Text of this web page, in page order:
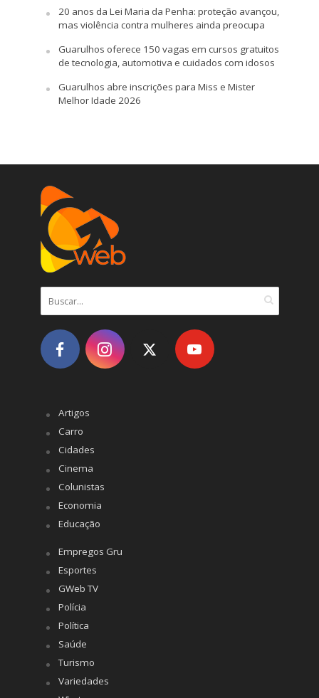
20 anos da Lei Maria da Penha: proteção avançou,
mas violência contra mulheres ainda preocupa
Guarulhos oferece 150 vagas em cursos gratuitos
de tecnologia, automotiva e cuidados com idosos
Guarulhos abre inscrições para Miss e Mister
Melhor Idade 2026
Artigos
Carro
Cidades
Cinema
Colunistas
Economia
Educação
Empregos Gru
Esportes
GWeb TV
Polícia
Política
Saúde
Turismo
Variedades